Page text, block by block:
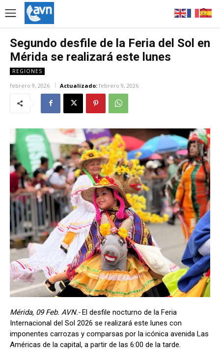
Segundo desfile de la Feria del Sol en
Mérida se realizará este lunes
REGIONES
febrero 9, 2026 Actualizado: febrero 9, 2026
Mérida, 09 Feb. AVN.- El desfile nocturno de la Feria
Internacional del Sol 2026 se realizará este lunes con
imponentes carrozas y comparsas por la icónica avenida Las
Américas de la capital, a partir de las 6:00 de la tarde.